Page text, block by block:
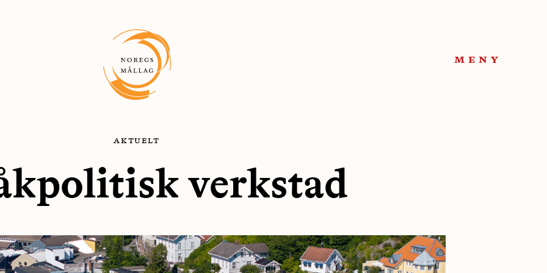
meny
aktuelt
verkstad